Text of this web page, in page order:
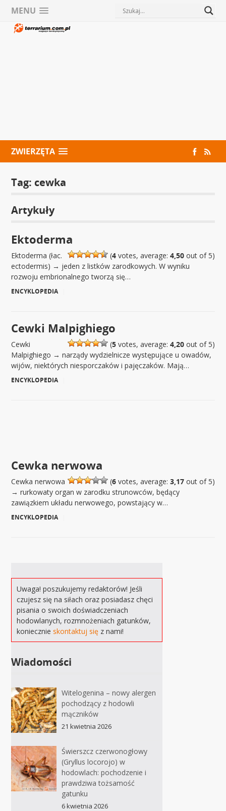
MENU
ZWIERZĘTA
Tag: cewka
Artykuły
Ektoderma
(4votes, average: 4,50out of 5)
Ektoderma (łac.
ectodermis) → jeden z listków zarodkowych. W wyniku
rozwoju embrionalnego tworzą się…
ENCYKLOPEDIA
Cewki Malpighiego
(5votes, average: 4,20out of 5)
Cewki
Malpighiego → narządy wydzielnicze występujące u owadów,
wijów, niektórych niesporczaków i pajęczaków. Mają…
ENCYKLOPEDIA
Cewka nerwowa
(6votes, average: 3,17out of 5)
Cewka nerwowa
→ rurkowaty organ w zarodku strunowców, będący
zawiązkiem układu nerwowego, powstający w…
ENCYKLOPEDIA
Uwaga! poszukujemy redaktorów! Jeśli
czujesz się na siłach oraz posiadasz chęci
pisania o swoich doświadczeniach
hodowlanych, rozmnożeniach gatunków,
koniecznieskontaktuj się z nami!
Wiadomości
Witelogenina – nowy alergen
pochodzący z hodowli
mączników
21 kwietnia 2026
Świerszcz czerwonogłowy
(Gryllus locorojo) w
hodowlach: pochodzenie i
prawdziwa tożsamość
gatunku
6 kwietnia 2026